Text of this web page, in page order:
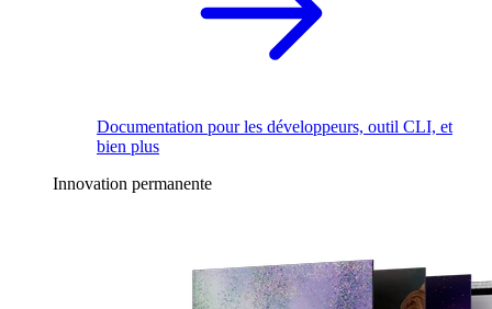
Documentation pour les développeurs, outil CLI, et
bien plus
Innovation permanente